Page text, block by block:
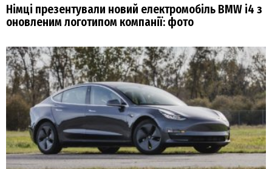
Німці презентували новий електромобіль BMW i4 з
оновленим логотипом компанії: фото